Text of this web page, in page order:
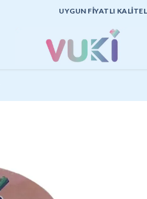
UYGUN FİYATLI KALİTELİ ÜRÜNLER